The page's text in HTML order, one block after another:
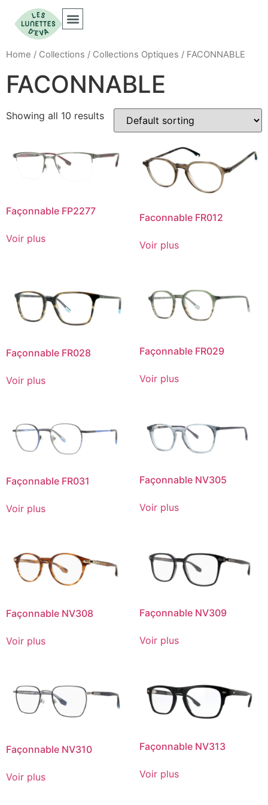
Home / Collections / Collections Optiques / FACONNABLE
FACONNABLE
Showing all 10 results
Façonnable FP2277
Voir plus
Faconnable FR012
Voir plus
Façonnable FR028
Voir plus
Façonnable FR029
Voir plus
Façonnable FR031
Voir plus
Façonnable NV305
Voir plus
Façonnable NV308
Voir plus
Façonnable NV309
Voir plus
Façonnable NV310
Voir plus
Façonnable NV313
Voir plus